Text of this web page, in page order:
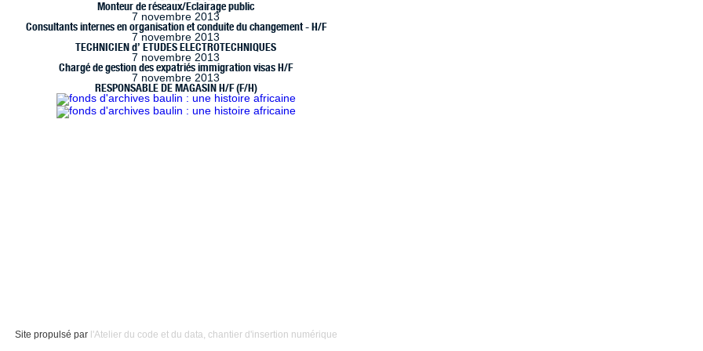
Monteur de réseaux/Eclairage public
7 novembre 2013
Consultants internes en organisation et conduite du changement - H/F
7 novembre 2013
TECHNICIEN d’ ETUDES ELECTROTECHNIQUES
7 novembre 2013
Chargé de gestion des expatriés immigration visas H/F
7 novembre 2013
RESPONSABLE DE MAGASIN H/F (F/H)
Site propulsé par l'Atelier du code et du data, chantier d'insertion numérique